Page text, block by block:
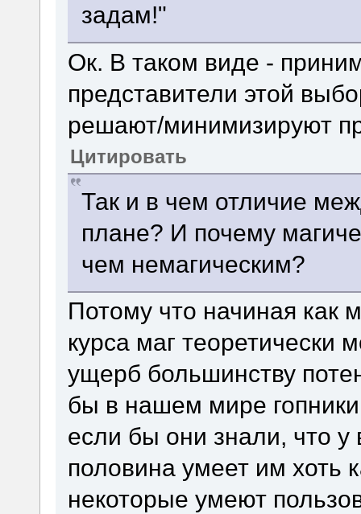
задам!"
Ок. В таком виде -
представители этой
решают/минимизируют
Цитировать
Так и в чем отличие
плане? И почему
чем немагическим?
Потому что начиная как
курса маг теоретически
ущерб большинству
бы в нашем мире
если бы они знали, что у
половина умеет им хоть
некоторые умеют